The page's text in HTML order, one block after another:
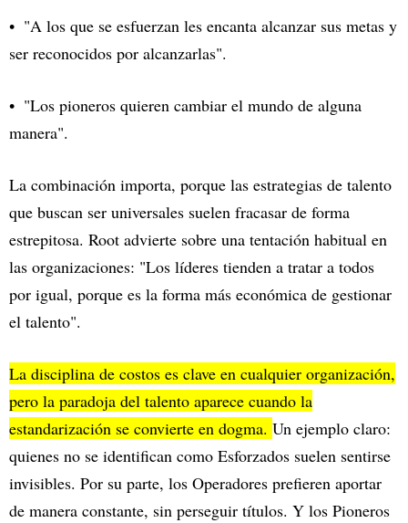
"A los que se esfuerzan les encanta alcanzar sus metas y
ser reconocidos por alcanzarlas".
"Los pioneros quieren cambiar el mundo de alguna
manera".
La combinación importa, porque las estrategias de talento
que buscan ser universales suelen fracasar de forma
estrepitosa. Root advierte sobre una tentación habitual en
las organizaciones: "Los líderes tienden a tratar a todos
por igual, porque es la forma más económica de gestionar
el talento".
La disciplina de costos es clave en cualquier organización,
pero la paradoja del talento aparece cuando la
estandarización se convierte en dogma. Un ejemplo claro:
quienes no se identifican como Esforzados suelen sentirse
invisibles. Por su parte, los Operadores prefieren aportar
de manera constante, sin perseguir títulos. Y los Pioneros